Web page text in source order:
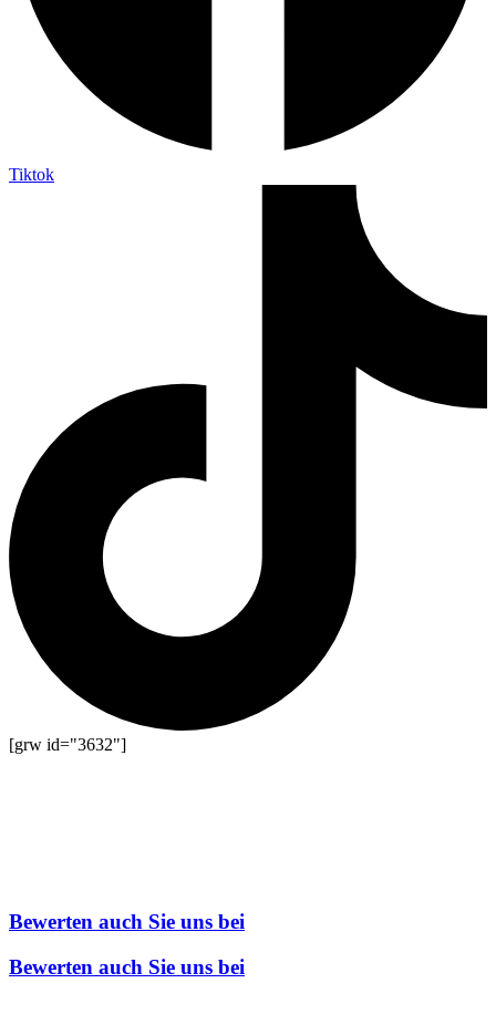
Tiktok
[grw id="3632"]
Bewerten auch Sie uns bei
Bewerten auch Sie uns bei